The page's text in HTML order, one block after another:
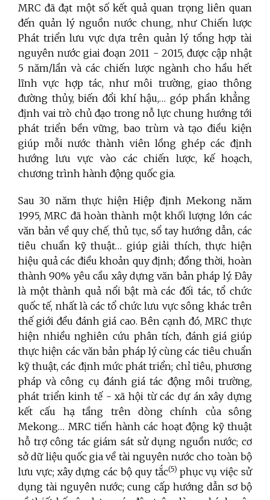
MRC đã đạt một số kết quả quan trọng liên quan
đến quản lý nguồn nước chung, như Chiến lược
Phát triển lưu vực dựa trên quản lý tổng hợp tài
nguyên nước giai đoạn 2011 - 2015, được cập nhật
5 năm/lần và các chiến lược ngànhcho hầu hết
lĩnh vực hợp tác,như môi trường, giao thông
đường thủy, biến đổi khí hậu,… góp phần khẳng
định vai trò chủ đạo trong nỗ lực chung hướng tới
phát triển bền vững, bao trùmvàtạo điều kiện
giúp mỗinước thành viên lồng ghép các định
hướng lưu vực vàocác chiến lược,kế hoạch,
chương trình hành động quốc gia.
Sau 30 năm thực hiện Hiệp định Mekong năm
1995, MRC đã hoàn thành một khối lượng lớn các
văn bản về quy chế, thủ tục, sổ tay hướng dẫn, các
tiêu chuẩn kỹ thuật… giúp giải thích, thực hiện
hiệu quả các điều khoản quy định; đồng thời, hoàn
thành 90% yêu cầu xây dựng văn bản pháp lý. Đây
là một thành quả nổi bật mà các đối tác, tổ chức
quốc tế, nhất là các tổ chức lưu vực sông khác trên
thế giới đều đánh giá cao. Bên cạnh đó, MRC thực
hiện nhiều nghiên cứu phân tích, đánh giá giúp
thực hiện các văn bản pháp lý cùng các tiêu chuẩn
kỹ thuật, các định mức phát triển; chỉ tiêu, phương
pháp và công cụ đánh giá tác động môi trường,
phát triển kinh tế - xã hội từ các dự án xây dựng
kết cấu hạ tầng trên dòng chính của sông
Mekong… MRC tiến hành các hoạt động kỹ thuật
hỗ trợ công tác giám sát sử dụng nguồn nước; cơ
sở dữ liệu quốc gia về tài nguyên nước cho toàn bộ
lưu vực; xây dựng các bộ quy tắc(5) phục vụ việc sử
dụng tài nguyên nước; cung cấp hướng dẫn sơ bộ